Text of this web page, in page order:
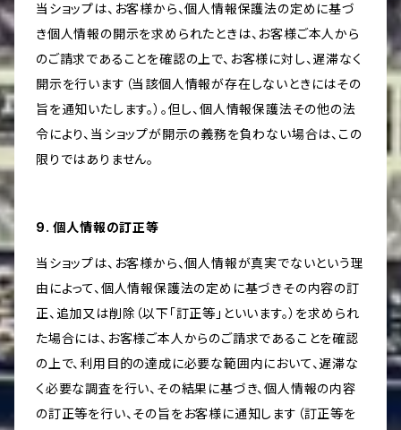
当ショップは、お客様から、個人情報保護法の定めに基づ
き個人情報の開示を求められたときは、お客様ご本人から
のご請求であることを確認の上で、お客様に対し、遅滞なく
開示を行います（当該個人情報が存在しないときにはその
旨を通知いたします。）。但し、個人情報保護法その他の法
令により、当ショップが開示の義務を負わない場合は、この
限りではありません。
9. 個人情報の訂正等
当ショップは、お客様から、個人情報が真実でないという理
由によって、個人情報保護法の定めに基づきその内容の訂
正、追加又は削除（以下「訂正等」といいます。）を求められ
た場合には、お客様ご本人からのご請求であることを確認
の上で、利用目的の達成に必要な範囲内において、遅滞な
く必要な調査を行い、その結果に基づき、個人情報の内容
の訂正等を行い、その旨をお客様に通知します（訂正等を